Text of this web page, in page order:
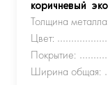
коричневый
Толщина металла:
Цвет:
Покрытие:
Ширина общая: